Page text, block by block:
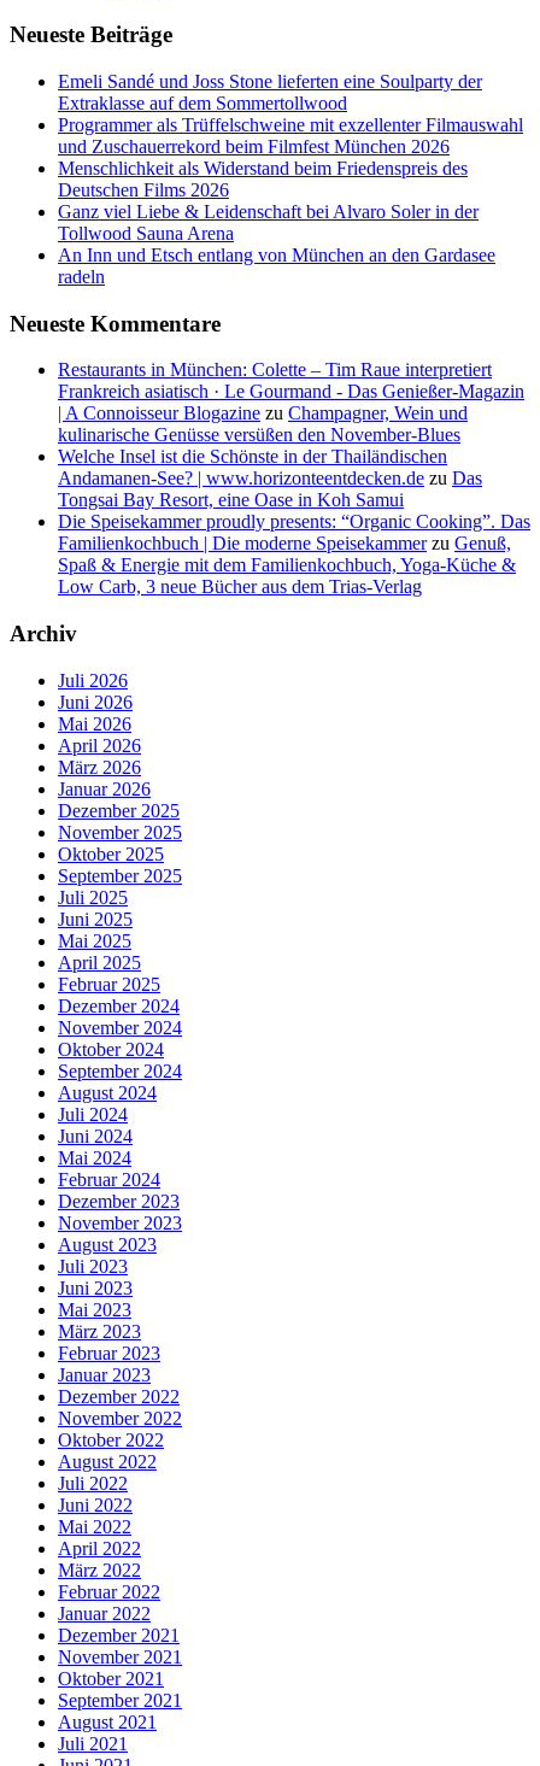
Neueste Beiträge
Emeli Sandé und Joss Stone lieferten eine Soulparty der
Extraklasse auf dem Sommertollwood
Programmer als Trüffelschweine mit exzellenter Filmauswahl
und Zuschauerrekord beim Filmfest München 2026
Menschlichkeit als Widerstand beim Friedenspreis des
Deutschen Films 2026
Ganz viel Liebe & Leidenschaft bei Alvaro Soler in der
Tollwood Sauna Arena
An Inn und Etsch entlang von München an den Gardasee
radeln
Neueste Kommentare
Restaurants in München: Colette – Tim Raue interpretiert
Frankreich asiatisch · Le Gourmand - Das Genießer-Magazin
| A Connoisseur Blogazine zu Champagner, Wein und
kulinarische Genüsse versüßen den November-Blues
Welche Insel ist die Schönste in der Thailändischen
Andamanen-See? | www.horizonteentdecken.de zu Das
Tongsai Bay Resort, eine Oase in Koh Samui
Die Speisekammer proudly presents: “Organic Cooking”. Das
Familienkochbuch | Die moderne Speisekammerzu Genuß,
Spaß & Energie mit dem Familienkochbuch, Yoga-Küche &
Low Carb, 3 neue Bücher aus dem Trias-Verlag
Archiv
Juli 2026
Juni 2026
Mai 2026
April 2026
März 2026
Januar 2026
Dezember 2025
November 2025
Oktober 2025
September 2025
Juli 2025
Juni 2025
Mai 2025
April 2025
Februar 2025
Dezember 2024
November 2024
Oktober 2024
September 2024
August 2024
Juli 2024
Juni 2024
Mai 2024
Februar 2024
Dezember 2023
November 2023
August 2023
Juli 2023
Juni 2023
Mai 2023
März 2023
Februar 2023
Januar 2023
Dezember 2022
November 2022
Oktober 2022
August 2022
Juli 2022
Juni 2022
Mai 2022
April 2022
März 2022
Februar 2022
Januar 2022
Dezember 2021
November 2021
Oktober 2021
September 2021
August 2021
Juli 2021